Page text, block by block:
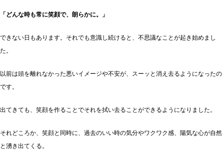
「どんな時も常に笑顔で、朗らかに。」
できない日もあります。それでも意識し続けると、不思議なことが起き始めまし
た。
以前は頭を離れなかった悪いイメージや不安が、スーッと消え去るようになったの
です。
出てきても、笑顔を作ることでそれを拭い去ることができるようになりました。
それどころか、笑顔と同時に、過去のいい時の気分やワクワク感、陽気な心が自然
と湧き出てくる。